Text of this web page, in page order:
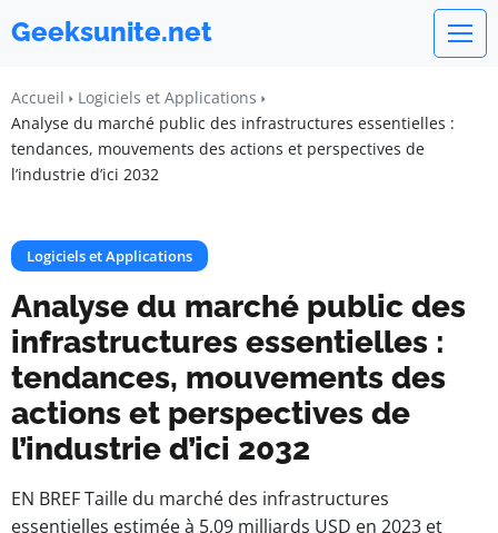
Geeksunite.net
Accueil
Logiciels et Applications
Analyse du marché public des infrastructures essentielles :
tendances, mouvements des actions et perspectives de
l’industrie d’ici 2032
Logiciels et Applications
Analyse du marché public des
infrastructures essentielles :
tendances, mouvements des
actions et perspectives de
l’industrie d’ici 2032
EN BREF Taille du marché des infrastructures
essentielles estimée à 5,09 milliards USD en 2023 et